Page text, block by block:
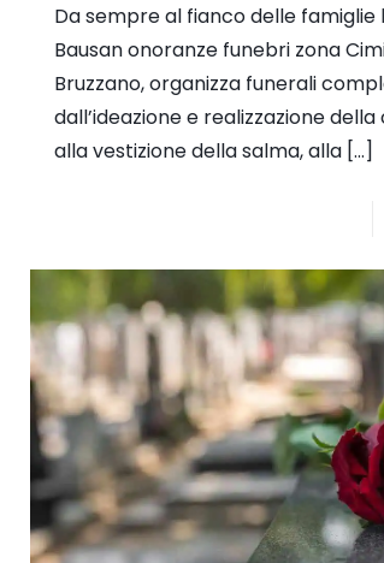
Da sempre al fianco delle famiglie
Bausan onoranze funebri zona
Bruzzano, organizza funerali
dall’ideazione e realizzazione
alla vestizione della salma, alla […]